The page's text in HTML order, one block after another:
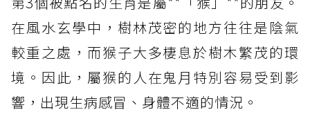
在風水玄學中，樹林茂密的地方往往是陰氣
較重之處，而猴子大多棲息於樹木繁茂的環
境。因此，屬猴的人在鬼月特別容易受到影
響，出現生病感冒、身體不適的情況。